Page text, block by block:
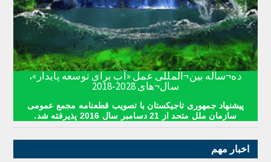
ده¬ساله بین¬المللی عمل «آب برای توسعه پایدار»،
سال¬های 2028-2018
پیشنهاد جمهوری تاجیکستان با تصویب قطعنامه مجمع عمومی
سازمان ملل متحد از 21 دسامبر سال 2016 پذیرفته شد.
اخبار مهم